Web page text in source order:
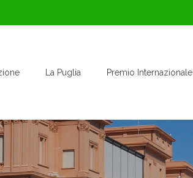
La Puglia Premio Internazionale